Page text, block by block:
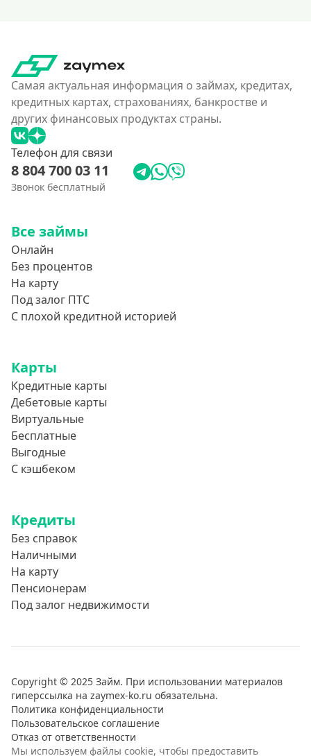
Самая актуальная информация о займах, кредитах,
кредитных картах, страхованиях, банкростве и
других финансовых продуктах страны.
Телефон для связи
8 804 700 03 11
Звонок бесплатный
Все займы
Онлайн
Без процентов
На карту
Под залог ПТС
С плохой кредитной историей
Карты
Кредитные карты
Дебетовые карты
Виртуальные
Бесплатные
Выгодные
С кэшбеком
Кредиты
Без справок
Наличными
На карту
Пенсионерам
Под залог недвижимости
Copyright © 2025 Займ. При использовании материалов
гиперссылка на zaymex-ko.ru обязательна.
Политика конфиденциальности
Пользовательское соглашение
Отказ от ответственности
Мы используем файлы cookie, чтобы предоставить